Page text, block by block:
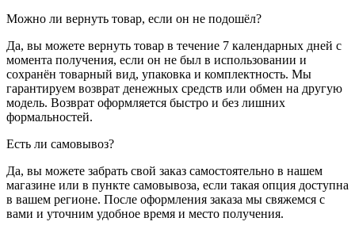
Можно ли вернуть товар, если он не подошёл?
Да, вы можете вернуть товар в течение 7 календарных дней с
момента получения, если он не был в использовании и
сохранён товарный вид, упаковка и комплектность. Мы
гарантируем возврат денежных средств или обмен на другую
модель. Возврат оформляется быстро и без лишних
формальностей.
Есть ли самовывоз?
Да, вы можете забрать свой заказ самостоятельно в нашем
магазине или в пункте самовывоза, если такая опция доступна
в вашем регионе. После оформления заказа мы свяжемся с
вами и уточним удобное время и место получения.